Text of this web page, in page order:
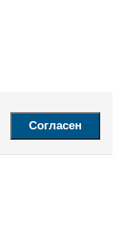
Согласен